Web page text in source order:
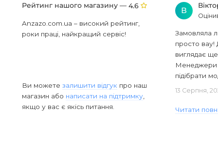
Рейтинг нашого магазину — 4.6
Anzazo.com.ua – високий рейтинг,
роки праці, найкращий сервіс!
Ви можете залишити відгук про наш
магазин або написати на підтримку
якщо у вас є якісь питання.
В
Замовляла
просто вау!
виглядає
Менеджери
підібрати
13 Серпня,
Читати